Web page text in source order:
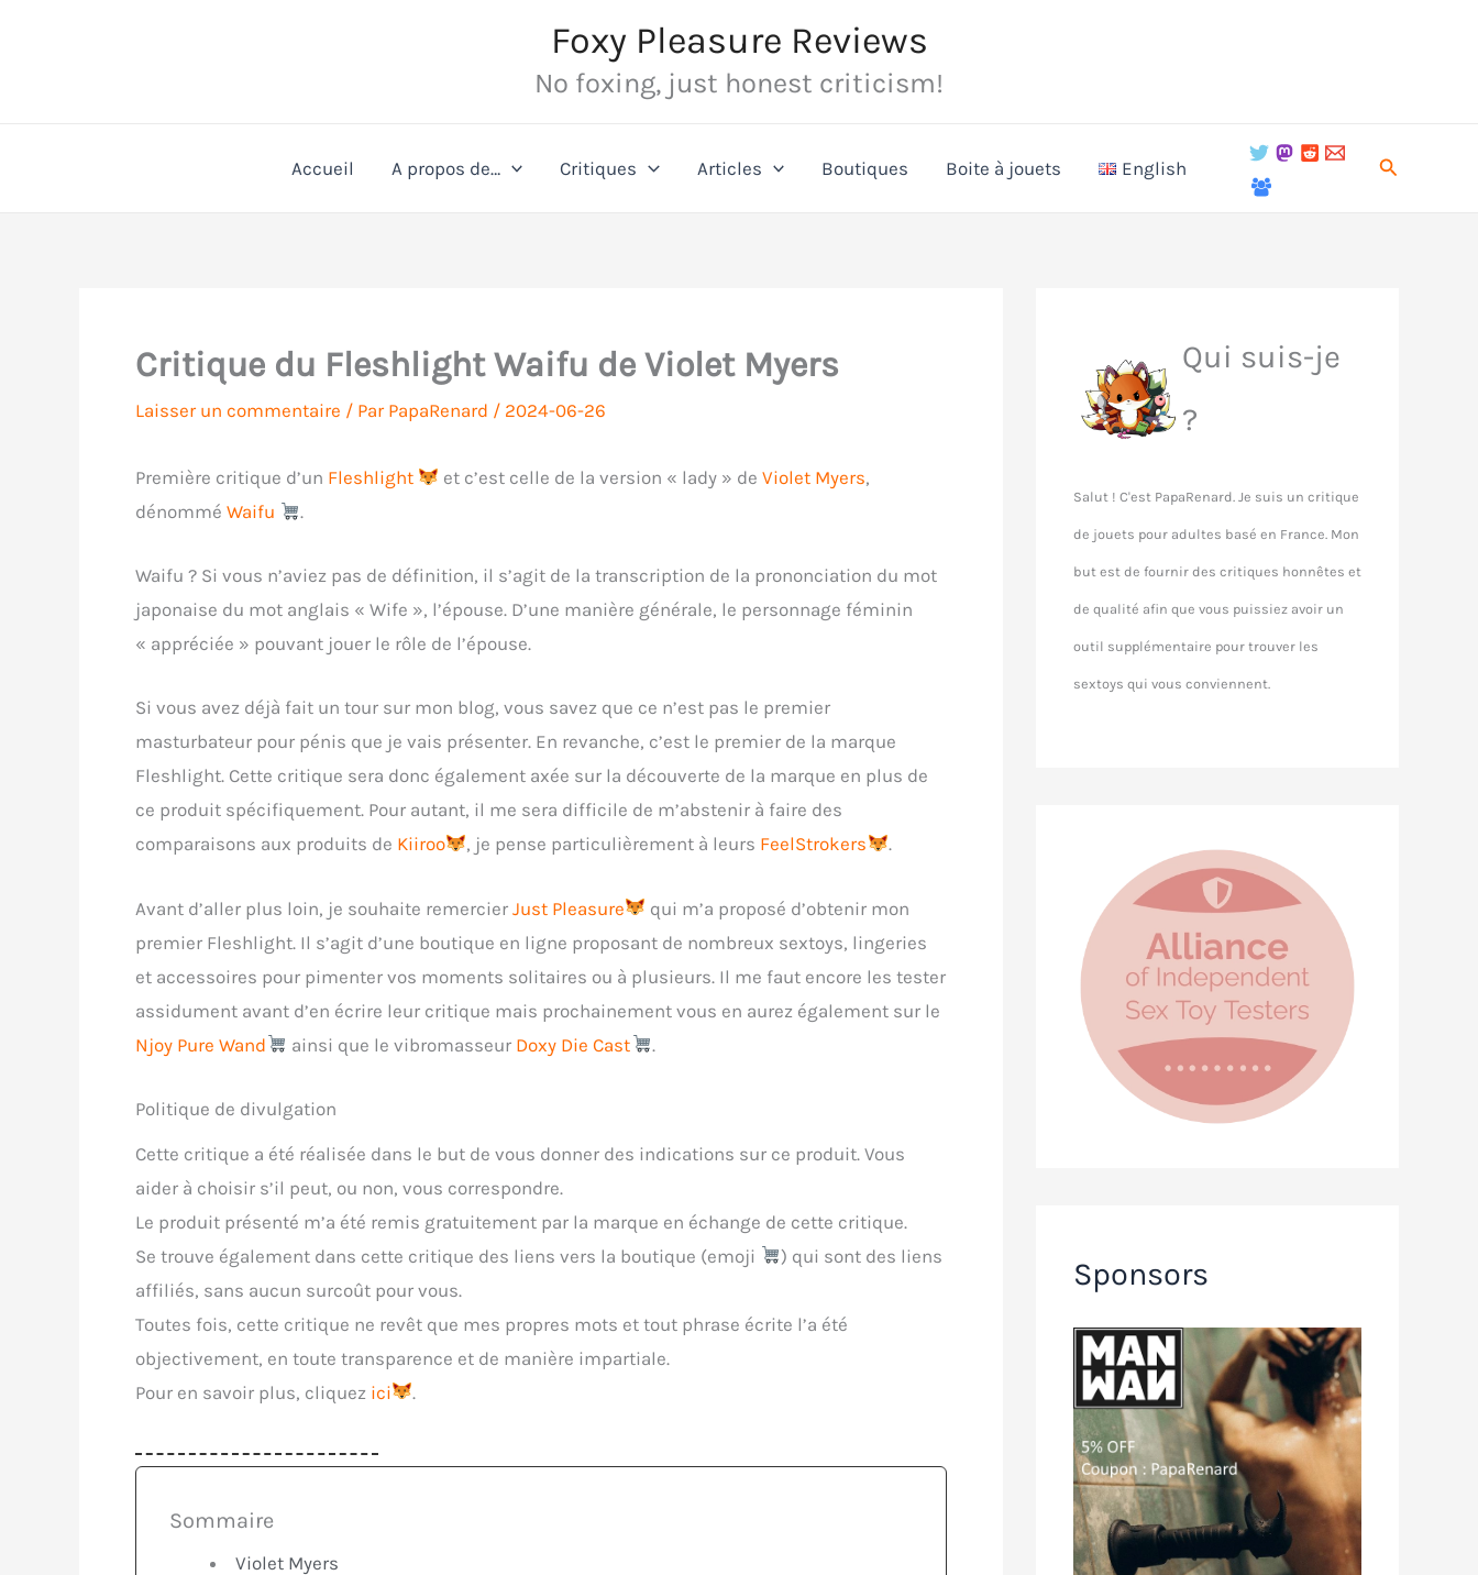
Foxy Pleasure Reviews
No foxing, just honest criticism!
Accueil A propos de… Critiques Articles Boutiques Boite à jouets English Rechercher
Critique du Fleshlight Waifu de Violet Myers
Laisser un commentaire / Par PapaRenard / 2024-06-26
Première critique d’un Fleshlight et c’est celle de la version « lady » deViolet Myers,
dénommé Waifu .
Waifu ? Si vous n’aviez pas de définition, il s’agit de la transcription de la prononciation du mot
japonaise du mot anglais « Wife », l’épouse. D’une manière générale, le personnage féminin
« appréciée » pouvant jouer le rôle de l’épouse.
Si vous avez déjà fait un tour sur mon blog, vous savez que ce n’est pas le premier
masturbateur pour pénis que je vais présenter. En revanche, c’est le premier de la marque
Fleshlight. Cette critique sera donc également axée sur la découverte de la marque en plus de
ce produit spécifiquement. Pour autant, il me sera difficile de m’abstenir à faire des
comparaisons aux produits de Kiiroo , je pense particulièrement à leurs FeelStrokers .
Avant d’aller plus loin, je souhaite remercier Just Pleasure
qui m’a proposé d’obtenir mon
premier Fleshlight. Il s’agit d’une boutique en ligne proposant de nombreux sextoys, lingeries
et accessoires pour pimenter vos moments solitaires ou à plusieurs. Il me faut encore les tester
assidument avant d’en écrire leur critique mais prochainement vous en aurez également sur le
Njoy Pure Wand
ainsi que le vibromasseur Doxy Die Cast .
Politique de divulgation
Cette critique a été réalisée dans le but de vous donner des indications sur ce produit. Vous
aider à choisir s’il peut, ou non, vous correspondre.
Le produit présenté m’a été remis gratuitement par la marque en échange de cette critique.
Se trouve également dans cette critique des liens vers la boutique (emoji
) qui sont des liens
affiliés, sans aucun surcoût pour vous.
Toutes fois, cette critique ne revêt que mes propres mots et tout phrase écrite l’a été
objectivement, en toute transparence et de manière impartiale.
Pour en savoir plus, cliquez ici .
Sommaire
Violet Myers
Qui suis-je
?
Salut ! C'est PapaRenard. Je suis un critique
de jouets pour adultes basé en France. Mon
but est de fournir des critiques honnêtes et
de qualité afin que vous puissiez avoir un
outil supplémentaire pour trouver les
sextoys qui vous conviennent.
Sponsors